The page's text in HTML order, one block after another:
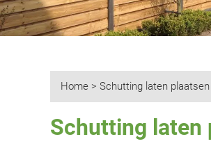
Home > Schutting laten plaatsen
Schutting laten